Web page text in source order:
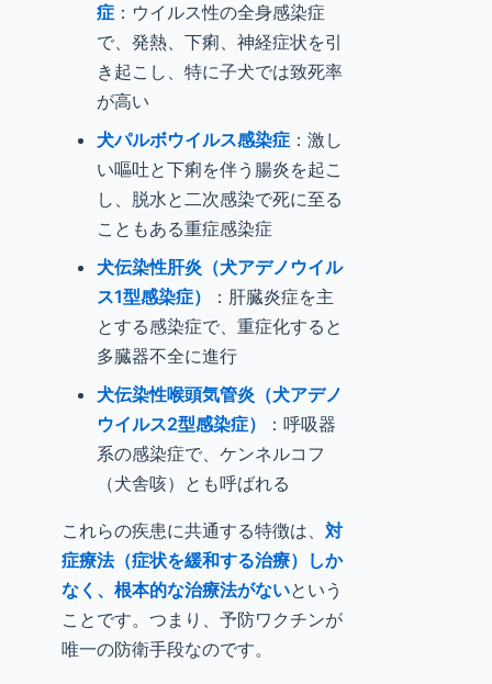
症 ：ウイルス性の全身感染症
で、発熱、下痢、神経症状を引
き起こし、特に子犬では致死率
が高い
犬パルボウイルス感染症 ：激し
い嘔吐と下痢を伴う腸炎を起こ
し、脱水と二次感染で死に至る
こともある重症感染症
犬伝染性肝炎（犬アデノウイル
ス1型感染症）
：肝臓炎症を主
とする感染症で、重症化すると
多臓器不全に進行
犬伝染性喉頭気管炎（犬アデノ
ウイルス2型感染症）
：呼吸器
系の感染症で、ケンネルコフ
（犬舎咳）とも呼ばれる
これらの疾患に共通する特徴は、 対
症療法（症状を緩和する治療）しか
なく、根本的な治療法がないという
ことです。つまり、予防ワクチンが
唯一の防衛手段なのです。